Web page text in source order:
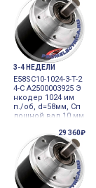
3-4 НЕДЕЛИ
E58SC10-1024-3-T-2
4-C A2500003925 Э
нкодер 1024 им
п./об, d=58мм, Сп
лошной вал 10 мм
нтальный
29 360₽